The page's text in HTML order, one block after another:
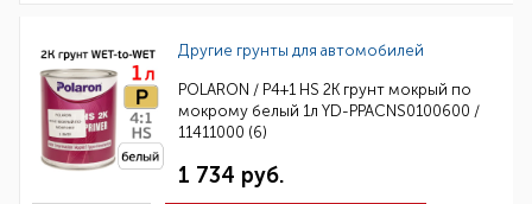
Другие грунты для автомобилей
POLARON / P4+1 HS 2K грунт мокрый по
мокрому белый 1л YD-PPACNS0100600 /
11411000 (6)
1 734 руб.